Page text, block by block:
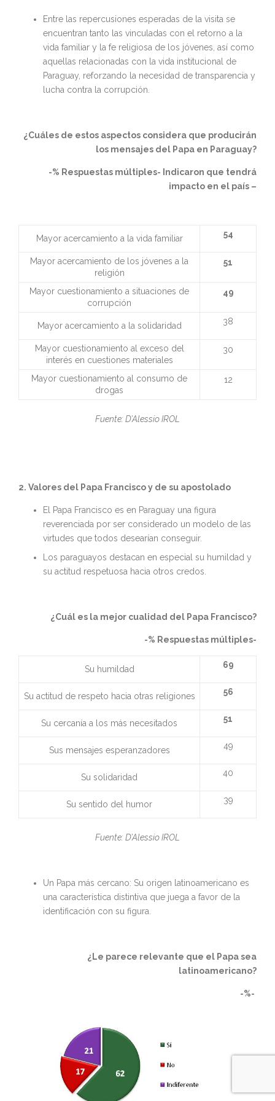
Entre las repercusiones esperadas de la visita se
encuentran tanto las vinculadas con el retorno a la
vida familiar y la fe religiosa de los jóvenes, así como
aquellas relacionadas con la vida institucional de
Paraguay, reforzando la necesidad de transparencia y
lucha contra la corrupción.
¿Cuáles de estos aspectos considera que producirán
los mensajes del Papa en Paraguay?
-% Respuestas múltiples- Indicaron que tendrá
impacto en el país –
Mayor acercamiento a la vida familiar 54
Mayor acercamiento de los jóvenes a la
religión
51
Mayor cuestionamiento a situaciones de
corrupción
49
Mayor acercamiento a la solidaridad 38
Mayor cuestionamiento al exceso del
interés en cuestiones materiales
30
Mayor cuestionamiento al consumo de
drogas
12
Fuente: D’Alessio IROL
2. Valores del Papa Francisco y de su apostolado
El Papa Francisco es en Paraguay una figura
reverenciada por ser considerado un modelo de las
virtudes que todos desearían conseguir.
Los paraguayos destacan en especial su humildad y
su actitud respetuosa hacia otros credos.
¿Cuál es la mejor cualidad del Papa Francisco?
-% Respuestas múltiples-
Su humildad 69
Su actitud de respeto hacia otras religiones 56
Su cercanía a los más necesitados 51
Sus mensajes esperanzadores 49
Su solidaridad 40
Su sentido del humor 39
Fuente: D’Alessio IROL
Un Papa más cercano: Su origen latinoamericano es
una característica distintiva que juega a favor de la
identificación con su figura.
¿Le parece relevante que el Papa sea
latinoamericano?
-%-